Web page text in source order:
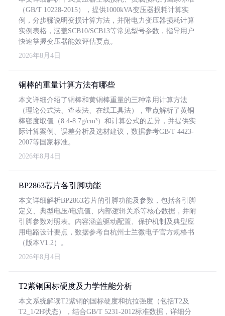
（GB/T 10228-2015），提供1000kVA变压器损耗计算实
例，分步骤说明变损计算方法，并附电力变压器损耗计算
实例表格，涵盖SCB10/SCB13等常见型号参数，指导用户
快速掌握变压器能效评估要点。
2026年8月4日
铜棒的重量计算方法有哪些
本文详细介绍了铜棒和黄铜棒重量的三种常用计算方法
（理论公式法、查表法、在线工具法），重点解析了黄铜
棒密度取值（8.4-8.7g/cm³）和计算公式的差异，并提供实
际计算案例、误差分析及选材建议，数据参考GB/T 4423-
2007等国家标准。
2026年8月4日
BP2863芯片各引脚功能
本文详细解析BP2863芯片的引脚功能及参数，包括各引脚
定义、典型电压/电流值、内部逻辑关系等核心数据，并附
引脚参数对照表。内容涵盖驱动配置、保护机制及典型应
用电路设计要点，数据参考自杭州士兰微电子官方规格书
（版本V1.2）。
2026年8月4日
T2紫铜国标硬度及力学性能分析
本文系统解读T2紫铜的国标硬度和抗拉强度（包括T2及
T2_1/2H状态），结合GB/T 5231-2012标准数据，详细分